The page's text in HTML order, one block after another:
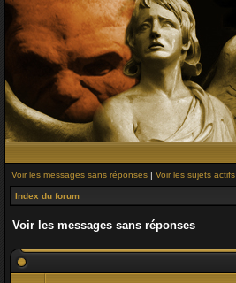
Voir les messages sans réponses | Voir les sujets actifs
Index du forum
Voir les messages sans réponses